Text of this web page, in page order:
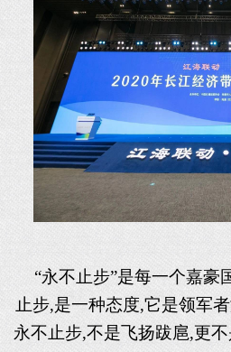
“永不止步”是每一个嘉豪
止步,是一种态度,它是领军
永不止步,不是飞扬跋扈,更